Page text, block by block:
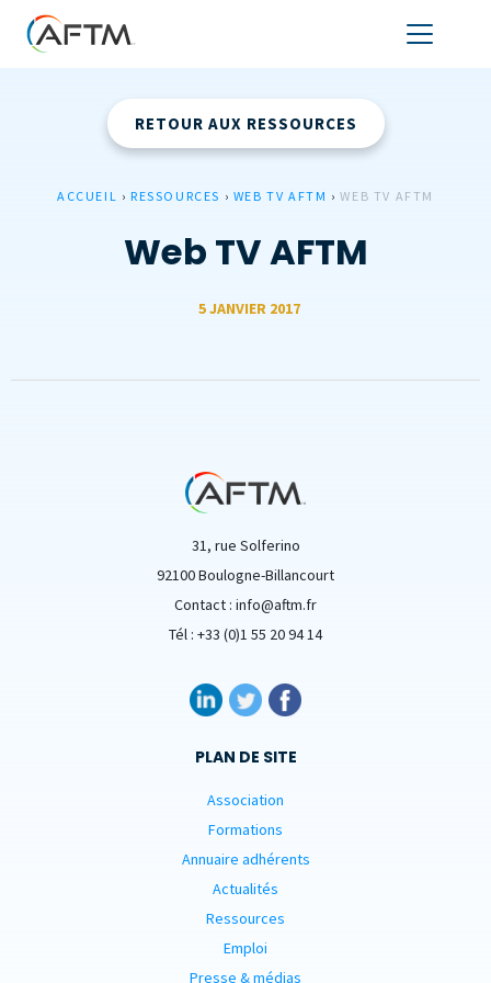
RETOUR AUX RESSOURCES
ACCUEIL ›RESSOURCES › WEB TV AFTM ›WEB TV AFTM
Web TV AFTM
5 JANVIER 2017
31, rue Solferino
92100 Boulogne-Billancourt
Contact : info@aftm.fr
Tél : +33 (0)1 55 20 94 14
PLAN DE SITE
Association
Formations
Annuaire adhérents
Actualités
Ressources
Emploi
Presse & médias